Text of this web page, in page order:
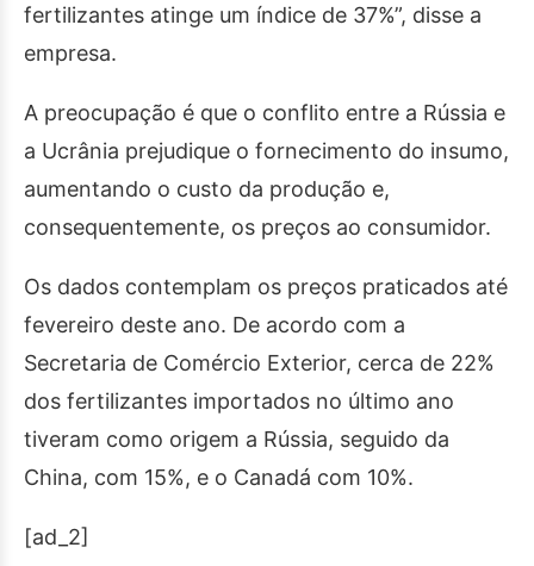
fertilizantes atinge um índice de 37%”, disse a
empresa.
A preocupação é que o conflito entre a Rússia e
a Ucrânia prejudique o fornecimento do insumo,
aumentando o custo da produção e,
consequentemente, os preços ao consumidor.
Os dados contemplam os preços praticados até
fevereiro deste ano. De acordo com a
Secretaria de Comércio Exterior, cerca de 22%
dos fertilizantes importados no último ano
tiveram como origem a Rússia, seguido da
China, com 15%, e o Canadá com 10%.
[ad_2]